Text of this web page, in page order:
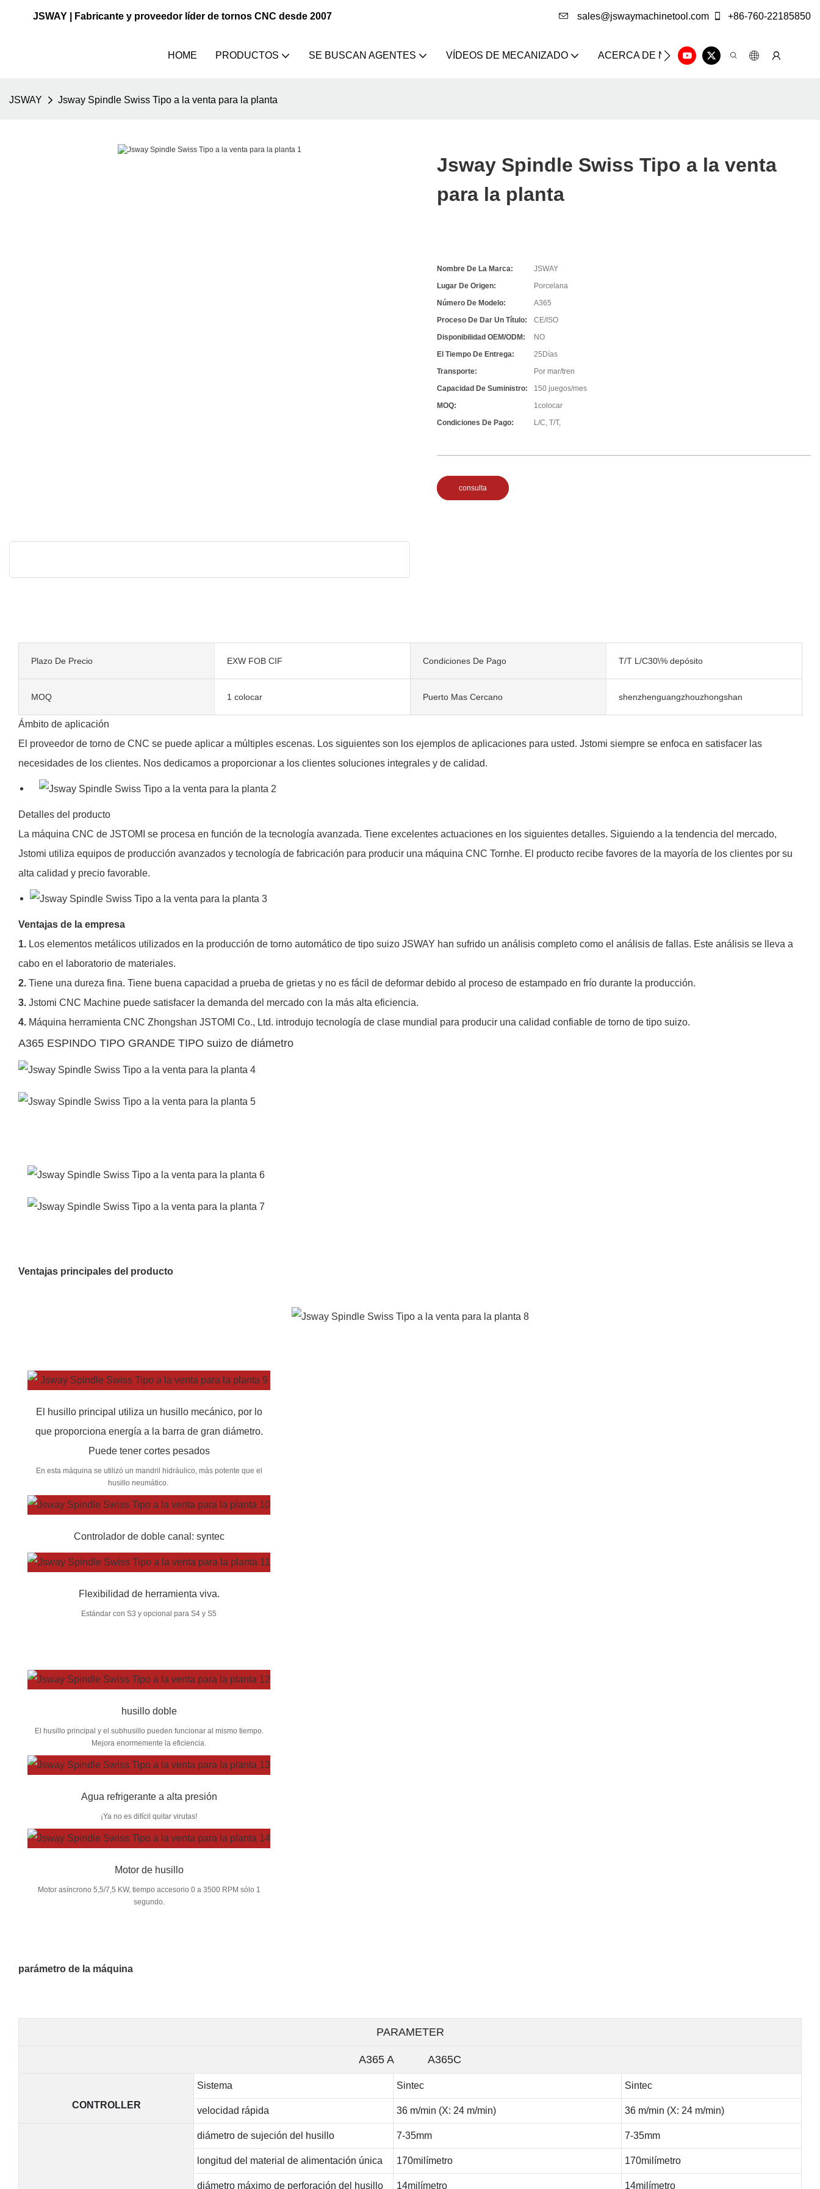
JSWAY | Fabricante y proveedor líder de tornos CNC desde 2007 sales@jswaymachinetool.com +86-760-22185850
HOME PRODUCTOS SE BUSCAN AGENTES VÍDEOS DE MECANIZADO ACERCA DE NOSOTROS SOLUCIÓN
JSWAY Jsway Spindle Swiss Tipo a la venta para la planta
Jsway Spindle Swiss Tipo a la venta
para la planta
Nombre De La Marca:
JSWAY
Lugar De Origen:
Porcelana
Número De Modelo:
A365
Proceso De Dar Un Título:
CE/ISO
Disponibilidad OEM/ODM:
NO
El Tiempo De Entrega:
25Días
Transporte:
Por mar/tren
Capacidad De Suministro:
150 juegos/mes
MOQ:
1colocar
Condiciones De Pago:
L/C, T/T,
consulta
Plazo De Precio EXW FOB CIF Condiciones De Pago T/T L/C30\% depósito
MOQ 1 colocar Puerto Mas Cercano shenzhenguangzhouzhongshan
Ámbito de aplicación
El proveedor de torno de CNC se puede aplicar a múltiples escenas. Los siguientes son los ejemplos de aplicaciones para usted. Jstomi siempre se enfoca en satisfacer las
necesidades de los clientes. Nos dedicamos a proporcionar a los clientes soluciones integrales y de calidad.
Detalles del producto
La máquina CNC de JSTOMI se procesa en función de la tecnología avanzada. Tiene excelentes actuaciones en los siguientes detalles. Siguiendo a la tendencia del mercado,
Jstomi utiliza equipos de producción avanzados y tecnología de fabricación para producir una máquina CNC Tornhe. El producto recibe favores de la mayoría de los clientes por su
alta calidad y precio favorable.
Ventajas de la empresa
1. Los elementos metálicos utilizados en la producción de torno automático de tipo suizo JSWAY han sufrido un análisis completo como el análisis de fallas. Este análisis se lleva a
cabo en el laboratorio de materiales.
2. Tiene una dureza fina. Tiene buena capacidad a prueba de grietas y no es fácil de deformar debido al proceso de estampado en frío durante la producción.
3. Jstomi CNC Machine puede satisfacer la demanda del mercado con la más alta eficiencia.
4. Máquina herramienta CNC Zhongshan JSTOMI Co., Ltd. introdujo tecnología de clase mundial para producir una calidad confiable de torno de tipo suizo.
A365 ESPINDO TIPO GRANDE TIPO suizo de diámetro
Ventajas principales del producto
El husillo principal utiliza un husillo mecánico, por lo
que proporciona energía a la barra de gran diámetro.
Puede tener cortes pesados
En esta máquina se utilizó un mandril hidráulico, más potente que el
husillo neumático.
Controlador de doble canal: syntec
Flexibilidad de herramienta viva.
Estándar con S3 y opcional para S4 y S5
husillo doble
El husillo principal y el subhusillo pueden funcionar al mismo tiempo.
Mejora enormemente la eficiencia.
Agua refrigerante a alta presión
¡Ya no es difícil quitar virutas!
Motor de husillo
Motor asíncrono 5,5/7,5 KW, tiempo accesorio 0 a 3500 RPM sólo 1
segundo.
parámetro de la máquina
PARAMETER
A365 A A365C
CONTROLLER
Sistema Sintec Sintec
velocidad rápida 36 m/min (X: 24 m/min) 36 m/min (X: 24 m/min)
diámetro de sujeción del husillo 7-35mm 7-35mm
longitud del material de alimentación única 170milímetro 170milímetro
diámetro máximo de perforación del husillo 14milímetro 14milímetro